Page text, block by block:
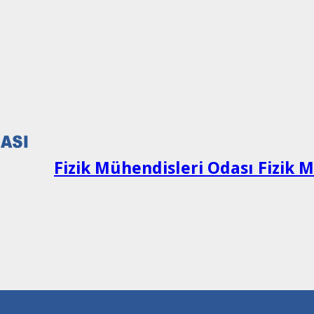
Fizik Mühendisleri Odası Fizik